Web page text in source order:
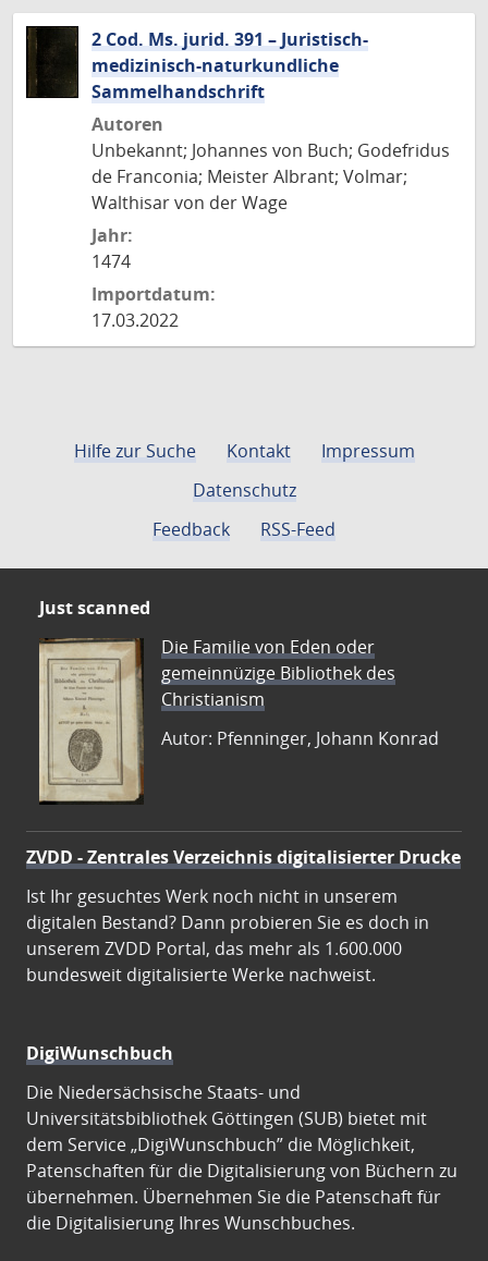
2 Cod. Ms. jurid. 391 – Juristisch-
medizinisch-naturkundliche
Sammelhandschrift
Autoren
Unbekannt; Johannes von Buch; Godefridus
de Franconia; Meister Albrant; Volmar;
Walthisar von der Wage
Jahr:
1474
Importdatum:
17.03.2022
Hilfe zur Suche Kontakt
Impressum
Datenschutz
Feedback
RSS-Feed
Just scanned
Die Familie von Eden oder
gemeinnüzige Bibliothek des
Christianism
Autor: Pfenninger, Johann Konrad
ZVDD - Zentrales Verzeichnis digitalisierter Drucke
Ist Ihr gesuchtes Werk noch nicht in unserem
digitalen Bestand? Dann probieren Sie es doch in
unserem ZVDD Portal, das mehr als 1.600.000
bundesweit digitalisierte Werke nachweist.
DigiWunschbuch
Die Niedersächsische Staats- und
Universitätsbibliothek Göttingen (SUB) bietet mit
dem Service „DigiWunschbuch” die Möglichkeit,
Patenschaften für die Digitalisierung von Büchern zu
übernehmen. Übernehmen Sie die Patenschaft für
die Digitalisierung Ihres Wunschbuches.